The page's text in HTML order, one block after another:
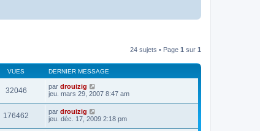
24 sujets • Page 1 sur 1
VUES DERNIER MESSAGE
32046 par drouizig
jeu. mars 29, 2007 8:47 am
176462 par drouizig
jeu. déc. 17, 2009 2:18 pm